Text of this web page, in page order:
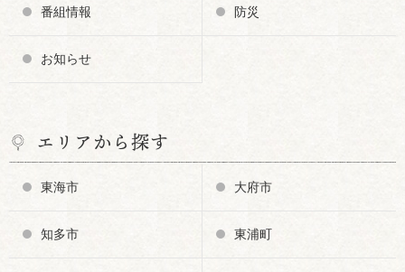
番組情報 防災
お知らせ
エリアから探す
東海市 大府市
知多市 東浦町